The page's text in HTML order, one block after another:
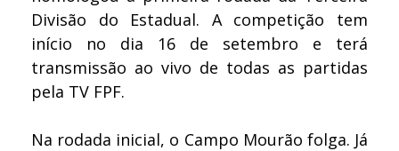
Divisão do Estadual. A competição tem
início no dia 16 de setembro e terá
transmissão ao vivo de todas as partidas
pela TV FPF.
Na rodada inicial, o Campo Mourão folga. Já